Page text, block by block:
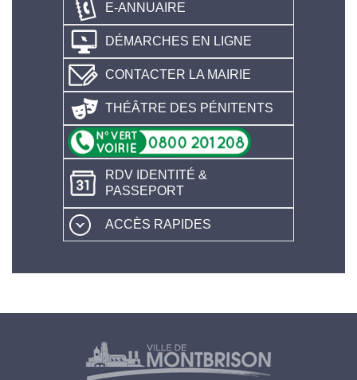
E-ANNUAIRE
DÉMARCHES EN LIGNE
CONTACTER LA MAIRIE
THÉÂTRE DES PÉNITENTS
RDV IDENTITÉ &
PASSEPORT
ACCÈS RAPIDES